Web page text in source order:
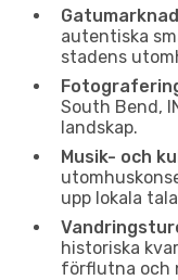
autentiska
stadens
South Bend,
landskap.
Musik- och
upp lokala
historiska
förflutna och